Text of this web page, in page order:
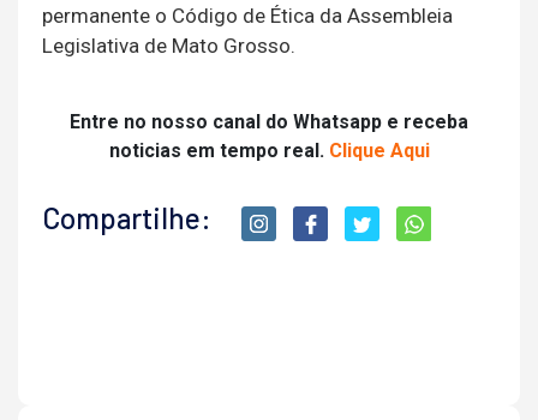
permanente o Código de Ética da Assembleia
Legislativa de Mato Grosso.
Entre no nosso canal do Whatsapp e receba
noticias em tempo real. Clique Aqui
Compartilhe: